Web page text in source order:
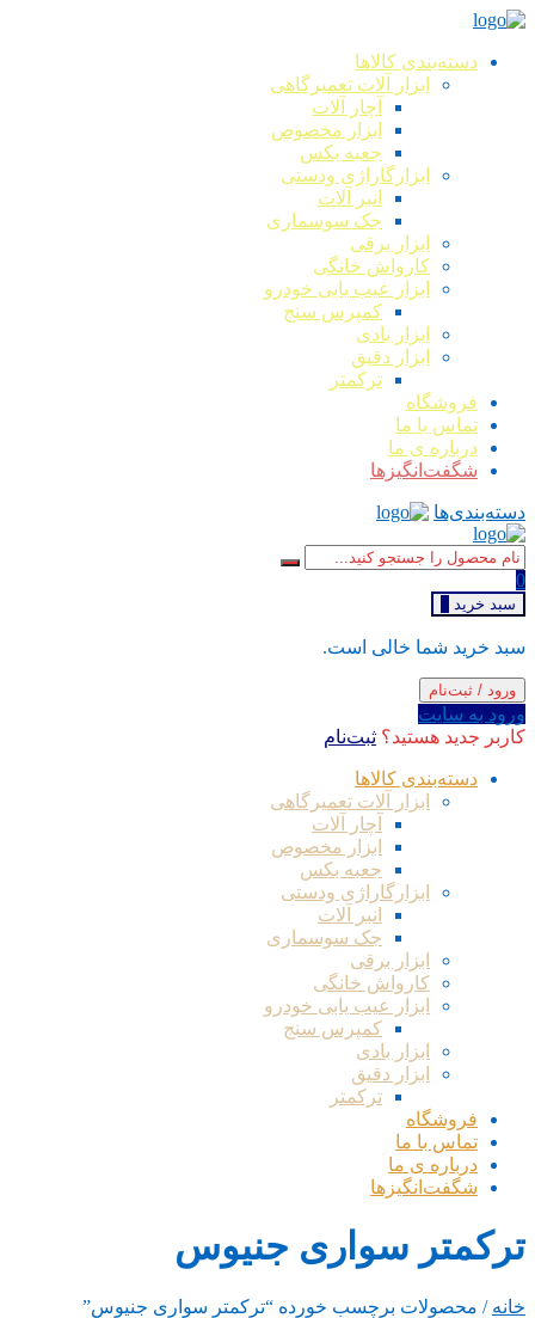
دسته‌بندی کالاها
ابزار آلات تعمیرگاهی
آچار آلات
ابزار مخصوص
جعبه بکس
ابزارگاراژی ودستی
انبر آلات
جک سوسماری
ابزار برقی
کارواش خانگی
ابزار عیب یابی خودرو
کمپرس سنج
ابزار بادی
ابزار دقیق
ترکمتر
فروشگاه
تماس با ما
درباره ی ما
شگفت‌انگیزها
دسته‌بندی‌ها
0
سبد خرید
سبد خرید شما خالی است.
ورود / ثبت‌نام
ورود به سایت
کاربر جدید هستید؟ ثبت‌نام
دسته‌بندی کالاها
ابزار آلات تعمیرگاهی
آچار آلات
ابزار مخصوص
جعبه بکس
ابزارگاراژی ودستی
انبر آلات
جک سوسماری
ابزار برقی
کارواش خانگی
ابزار عیب یابی خودرو
کمپرس سنج
ابزار بادی
ابزار دقیق
ترکمتر
فروشگاه
تماس با ما
درباره ی ما
شگفت‌انگیزها
ترکمتر سواری جنیوس
خانه / محصولات برچسب خورده “ترکمتر سواری جنیوس”